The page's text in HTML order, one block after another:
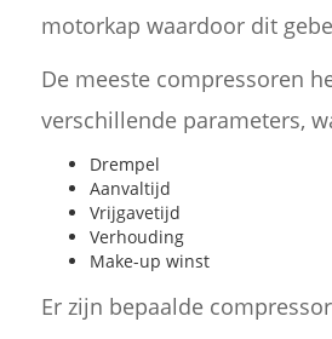
motorkap waardoor dit
De meeste compressoren
verschillende parameters,
Drempel
Aanvaltijd
Vrijgavetijd
Verhouding
Make-up winst
Er zijn bepaalde